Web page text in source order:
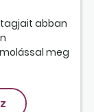
tagjait abban
meg